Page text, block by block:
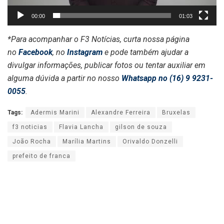
00:00 01:03
*Para acompanhar o F3 Notícias, curta nossa página
no Facebook, no Instagram e pode também ajudar a
divulgar informações, publicar fotos ou tentar auxiliar em
alguma dúvida a partir no nosso Whatsapp no (16) 9 9231-
0055.
Tags: Adermis Marini Alexandre Ferreira Bruxelas
f3 noticias Flavia Lancha gilson de souza
João Rocha Marília Martins Orivaldo Donzelli
prefeito de franca